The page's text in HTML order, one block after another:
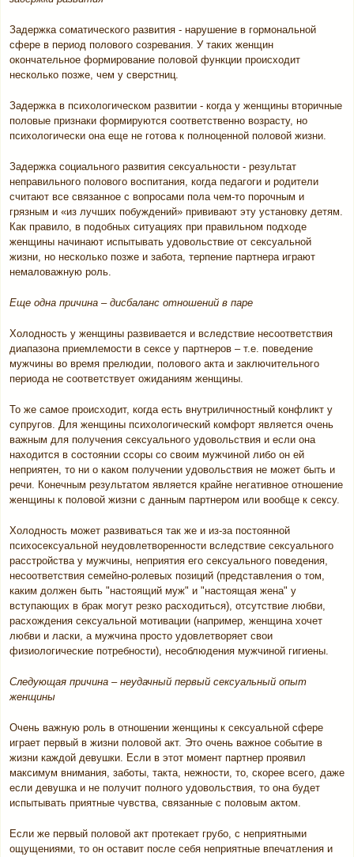
Задержка соматического развития - нарушение в гормональной
сфере в период полового созревания. У таких женщин
окончательное формирование половой функции происходит
несколько позже, чем у сверстниц.
Задержка в психологическом развитии - когда у женщины вторичные
половые признаки формируются соответственно возрасту, но
психологически она еще не готова к полноценной половой жизни.
Задержка социального развития сексуальности - результат
неправильного полового воспитания, когда педагоги и родители
считают все связанное с вопросами пола чем-то порочным и
грязным и «из лучших побуждений» прививают эту установку детям.
Как правило, в подобных ситуациях при правильном подходе
женщины начинают испытывать удовольствие от сексуальной
жизни, но несколько позже и забота, терпение партнера играют
немаловажную роль.
Еще одна причина – дисбаланс отношений в паре
Холодность у женщины развивается и вследствие несоответствия
диапазона приемлемости в сексе у партнеров – т.е. поведение
мужчины во время прелюдии, полового акта и заключительного
периода не соответствует ожиданиям женщины.
То же самое происходит, когда есть внутриличностный конфликт у
супругов. Для женщины психологический комфорт является очень
важным для получения сексуального удовольствия и если она
находится в состоянии ссоры со своим мужчиной либо он ей
неприятен, то ни о каком получении удовольствия не может быть и
речи. Конечным результатом является крайне негативное отношение
женщины к половой жизни с данным партнером или вообще к сексу.
Холодность может развиваться так же и из-за постоянной
психосексуальной неудовлетворенности вследствие сексуального
расстройства у мужчины, неприятия его сексуального поведения,
несоответствия семейно-ролевых позиций (представления о том,
каким должен быть "настоящий муж" и "настоящая жена" у
вступающих в брак могут резко расходиться), отсутствие любви,
расхождения сексуальной мотивации (например, женщина хочет
любви и ласки, а мужчина просто удовлетворяет свои
физиологические потребности), несоблюдения мужчиной гигиены.
Следующая причина – неудачный первый сексуальный опыт
женщины
Очень важную роль в отношении женщины к сексуальной сфере
играет первый в жизни половой акт. Это очень важное событие в
жизни каждой девушки. Если в этот момент партнер проявил
максимум внимания, заботы, такта, нежности, то, скорее всего, даже
если девушка и не получит полного удовольствия, то она будет
испытывать приятные чувства, связанные с половым актом.
Если же первый половой акт протекает грубо, с неприятными
ощущениями, то он оставит после себя неприятные впечатления и